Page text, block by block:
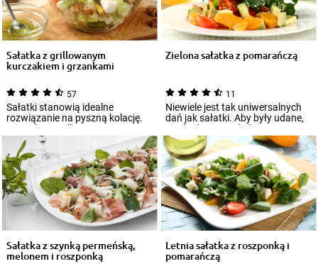
Sałatka z grillowanym
kurczakiem i grzankami
57
Sałatki stanowią idealne
rozwiązanie na pyszną kolację.
Mix sałat z grillowanym
kurczakiem i żytn...
Zielona sałatka z pomarańczą
11
Niewiele jest tak uniwersalnych
dań jak sałatki. Aby były udane,
niezbędne jest właściwe
skompono...
Sałatka z szynką permeńską,
melonem i roszponką
Letnia sałatka z roszponką i
pomarańczą